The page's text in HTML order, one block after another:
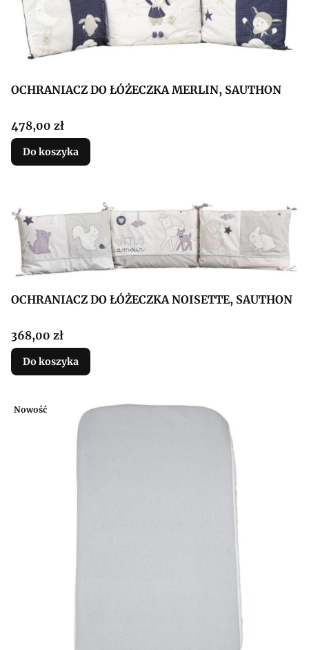
OCHRANIACZ DO ŁÓŻECZKA MERLIN, SAUTHON
Cena
478,00 zł
Do koszyka
OCHRANIACZ DO ŁÓŻECZKA NOISETTE, SAUTHON
Cena
368,00 zł
Do koszyka
Nowość